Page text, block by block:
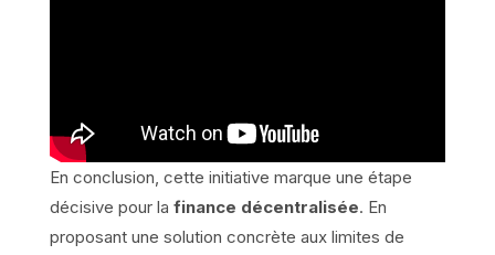
En conclusion, cette initiative marque une étape
décisive pour la finance décentralisée. En
proposant une solution concrète aux limites de